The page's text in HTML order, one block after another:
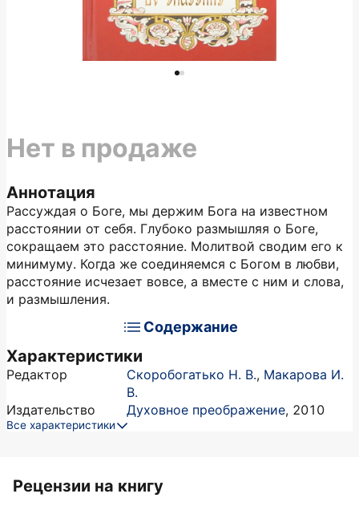
Аннотация
Рассуждая о Боге, мы держим Бога на известном
расстоянии от себя. Глубоко размышляя о Боге,
сокращаем это расстояние. Молитвой сводим его к
минимуму. Когда же соединяемся с Богом в любви,
расстояние исчезает вовсе, а вместе с ним и слова,
и размышления.
Содержание
Характеристики
Редактор Скоробогатько Н. В., Макарова И.
В.
Издательство
Духовное преображение, 2010
Все характеристики
Нет в продаже
Рецензии на книгу